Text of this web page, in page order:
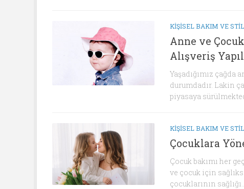
KIŞISEL BAKIM VE STIL
Anne ve
Alışveriş
Yaşadığımız çağda
durumdadır. Lakin
piyasaya
KIŞISEL BAKIM VE STIL
Çocuklara
Çocuk bakımı her
ve çocuk için
çocuklarının sağlığı...